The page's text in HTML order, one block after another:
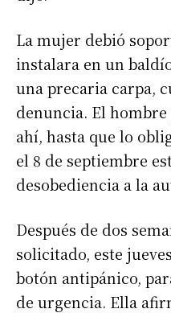
La mujer debió
instalara en un
una precaria carpa,
denuncia. El
ahí, hasta que lo
el 8 de septiembre
desobediencia a la
Después de dos
solicitado, este
botón antipánico,
de urgencia. Ella